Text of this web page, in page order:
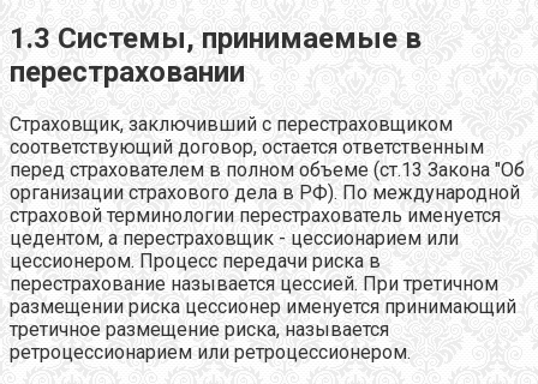
1.3 Системы, принимаемые в
перестраховании
Страховщик, заключивший с перестраховщиком
соответствующий договор, остается ответственным
перед страхователем в полном объеме (ст.13 Закона "Об
организации страхового дела в РФ). По международной
страховой терминологии перестрахователь именуется
цедентом, а перестраховщик - цессионарием или
цессионером. Процесс передачи риска в
перестрахование называется цессией. При третичном
размещении риска цессионер именуется принимающий
третичное размещение риска, называется
ретроцессионарием или ретроцессионером.